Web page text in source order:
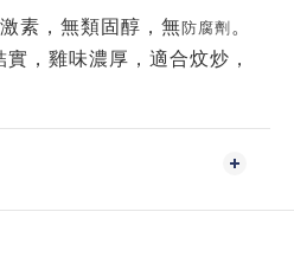
素 ， 無類固醇 ， 無防腐劑 。
，雞味濃厚，適合炆炒，